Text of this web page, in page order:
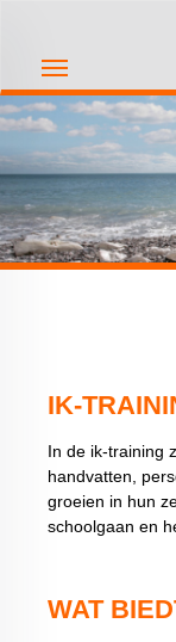
IK-
In de ik-training
handvatten,
groeien in hun
schoolgaan en
WAT
home
ik-training
coaches
praktisch